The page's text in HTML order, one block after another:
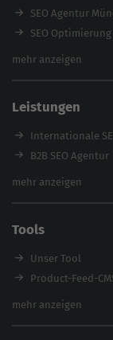
SEO Agentur
SEO Optimierung
Backlink-Audit
Referenzen
E-Books
Magazin
mehr anzeigen
Leistungen
Internationale
B2B SEO Agentur
Inhouse SEO
Enterprise SEO
Workshops
mehr anzeigen
Tools
Unser Tool
Product-Feed-
Website Analyse
mehr anzeigen